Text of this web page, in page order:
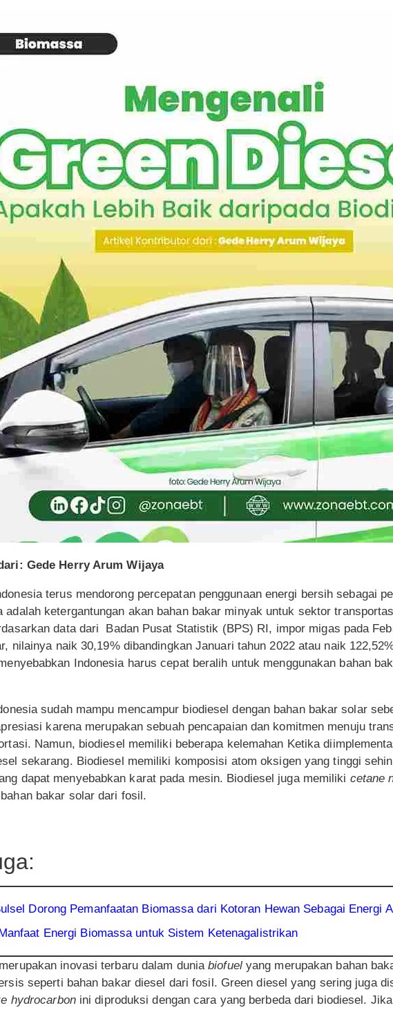
Gede Herry Arum Wijaya
terus mendorong percepatan penggunaan energi bersih sebagai
adalah ketergantungan akan bahan bakar minyak untuk sektor
data dari Badan Pusat Statistik (BPS) RI, impor migas pada
nilainya naik 30,19% dibandingkan Januari tahun 2022 atau naik
Indonesia harus cepat beralih untuk menggunakan bahan
sudah mampu mencampur biodiesel dengan bahan bakar solar
karena merupakan sebuah pencapaian dan komitmen menuju
Namun, biodiesel memiliki beberapa kelemahan Ketika
sekarang. Biodiesel memiliki komposisi atom oksigen yang tinggi
dapat menyebabkan karat pada mesin. Biodiesel juga memiliki cetane
bakar solar dari fosil.
Dorong Pemanfaatan Biomassa dari Kotoran Hewan Sebagai Energi
Energi Biomassa untuk Sistem Ketenagalistrikan
inovasi terbaru dalam duniabiofuel yang merupakan bahan
seperti bahan bakar diesel dari fosil. Green diesel yang sering juga
hydrocarbon ini diproduksi dengan cara yang berbeda dari biodiesel.